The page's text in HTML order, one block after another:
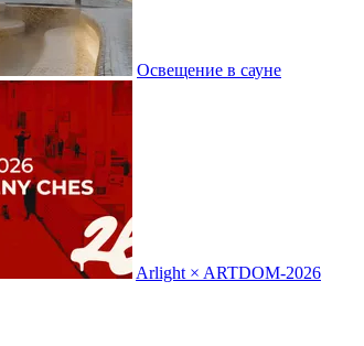
Освещение в сауне
Arlight × ARTDOM-2026